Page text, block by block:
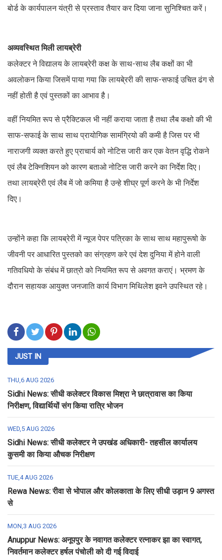
बोर्ड के कार्यपालन यंत्री से प्रस्ताव तैयार कर दिया जाना सुनिश्चित करें।
अव्यवस्थित मिली लायब्रेरी
कलेक्टर ने विद्यालय के लायब्रेरी कक्ष के साथ-साथ लैब कक्षों का भी
अवलोकन किया जिसमें पाया गया कि लायबे्ररी की साफ-सफाई उचित ढंग से
नहीं होती है एवं पुस्तकों का आभाव है।
वहीं नियमित रूप से प्रैक्टिकल भी नहीं कराया जाता है तथा लैब कक्षो की भी
साफ-सफाई के साथ साथ प्रायोगिक सामंग्रियो की कमी है जिस पर भी
नाराजगी व्यक्त करते हुए प्राचार्य को नोटिस जारी कर एक वेतन वृद्धि रोकने
एवं लैब टेक्निशियन को कारण बताओ नोटिस जारी करने का निर्देश दिए।
तथा लायब्रेरी एवं लैब में जो कमिया है उन्हे शीघ्र पूर्ण करने के भी निर्देश
दिए।
उन्होंने कहा कि लायब्रेरी में न्यूज पेपर पत्रिका के साथ साथ महापुरूषो के
जीवनी पर आधारित पुस्तको का संग्रहण करे एवं देश दुनिया में होने वाली
गतिवधियो के संबंध में छात्रो को नियमित रूप से अवगत कराएं। भ्रमण के
दौरान सहायक आयुक्त जनजाति कार्य विभाग मिथिलेश इवने उपस्थित रहे।
JUST IN
THU,6 AUG 2026
Sidhi News: सीधी कलेक्टर विकास मिश्रा ने छात्रावास का किया
निरीक्षण, विद्यार्थियों संग किया रात्रि भोजन
WED,5 AUG 2026
Sidhi News: सीधी कलेक्टर ने उपखंड अधिकारी- तहसील कार्यालय
कुसमी का किया औचक निरीक्षण
TUE,4 AUG 2026
Rewa News: रीवा से भोपाल और कोलकाता के लिए सीधी उड़ान 9 अगस्त
से
MON,3 AUG 2026
Anuppur News: अनूपपुर के नवागत कलेक्टर रत्नाकर झा का स्वागत,
निवर्तमान कलेक्टर हर्षल पंचोली को दी गई विदाई